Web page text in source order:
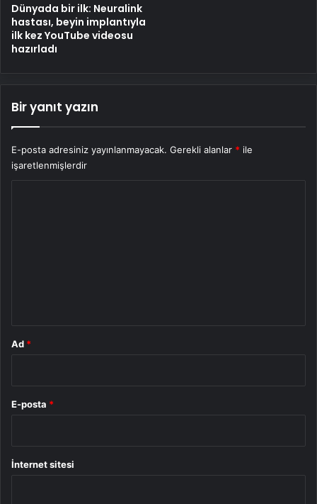
Dünyada bir ilk: Neuralink
hastası, beyin implantıyla
ilk kez YouTube videosu
hazırladı
Bir yanıt yazın
E-posta adresiniz yayınlanmayacak. Gerekli alanlar * ile
işaretlenmişlerdir
Ad *
E-posta *
İnternet sitesi